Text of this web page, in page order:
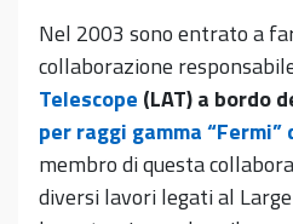
Nel 2003 sono entrato a
collaborazione
Telescope (LAT) a bordo
per raggi gamma “Fermi”
membro di questa
diversi lavori legati al